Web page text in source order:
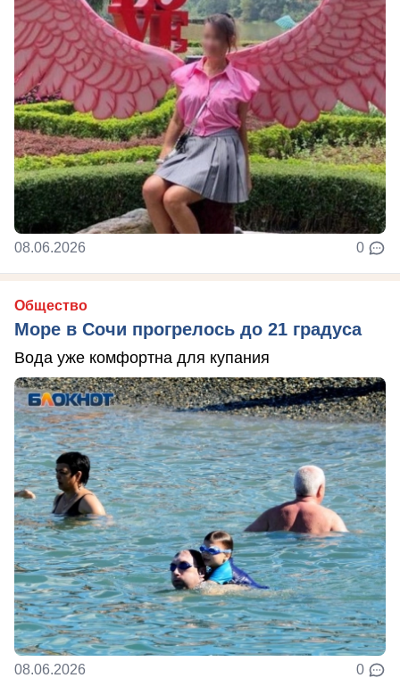
08.06.2026 0
Общество
Море в Сочи прогрелось до 21 градуса
Вода уже комфортна для купания
08.06.2026 0